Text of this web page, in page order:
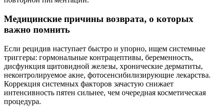
Медицинские причины возврата, о которых
важно помнить
Если рецидив наступает быстро и упорно, ищем системные
триггеры: гормональные контрацептивы, беременность,
дисфункция щитовидной железы, хронические дерматиты,
неконтролируемое акне, фотосенсибилизирующие лекарства.
Коррекция системных факторов зачастую снижает
интенсивность пятен сильнее, чем очередная косметическая
процедура.